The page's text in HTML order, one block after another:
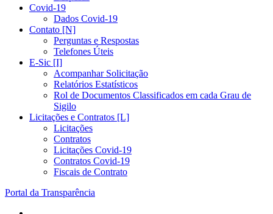
Covid-19
Dados Covid-19
Contato [N]
Perguntas e Respostas
Telefones Úteis
E-Sic [I]
Acompanhar Solicitação
Relatórios Estatísticos
Rol de Documentos Classificados em cada Grau de
Sigilo
Licitações e Contratos [L]
Licitações
Contratos
Licitações Covid-19
Contratos Covid-19
Fiscais de Contrato
Portal da Transparência